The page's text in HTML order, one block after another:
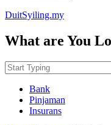
DuitSyiling.my
What are You
Bank
Pinjaman
Insurans